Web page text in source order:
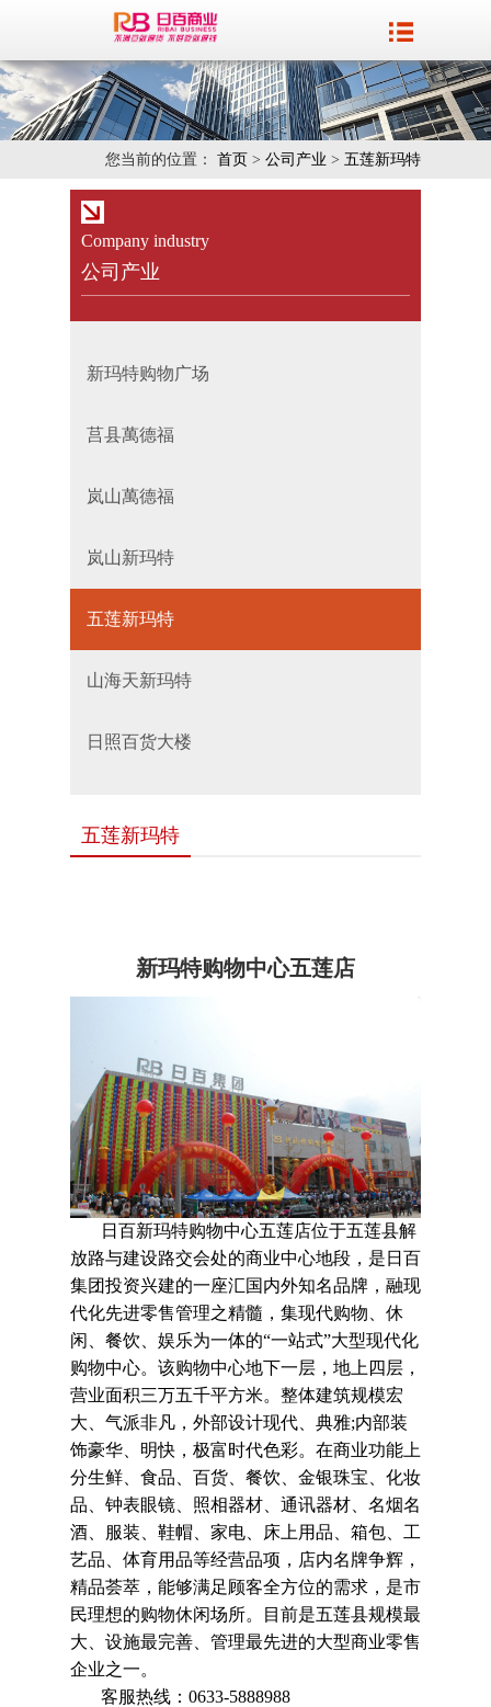
您当前的位置： 首页 > 公司产业 > 五莲新玛特
Company industry
公司产业
新玛特购物广场
莒县萬德福
岚山萬德福
岚山新玛特
五莲新玛特
山海天新玛特
日照百货大楼
五莲新玛特
新玛特购物中心五莲店
日百新玛特购物中心五莲店位于五莲县解
放路与建设路交会处的商业中心地段，是日百
集团投资兴建的一座汇国内外知名品牌，融现
代化先进零售管理之精髓，集现代购物、休
闲、餐饮、娱乐为一体的“一站式”大型现代化
购物中心。该购物中心地下一层，地上四层，
营业面积三万五千平方米。整体建筑规模宏
大、气派非凡，外部设计现代、典雅;内部装
饰豪华、明快，极富时代色彩。在商业功能上
分生鲜、食品、百货、餐饮、金银珠宝、化妆
品、钟表眼镜、照相器材、通讯器材、名烟名
酒、服装、鞋帽、家电、床上用品、箱包、工
艺品、体育用品等经营品项，店内名牌争辉，
精品荟萃，能够满足顾客全方位的需求，是市
民理想的购物休闲场所。目前是五莲县规模最
大、设施最完善、管理最先进的大型商业零售
企业之一。
客服热线：0633-5888988